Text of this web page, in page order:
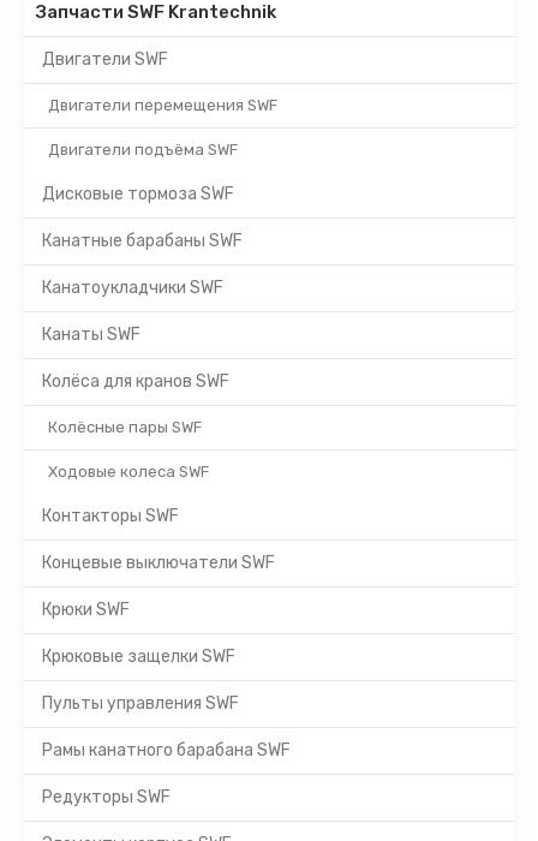
Запчасти SWF Krantechnik
Двигатели SWF
Двигатели перемещения SWF
Двигатели подъёма SWF
Дисковые тормоза SWF
Канатные барабаны SWF
Канатоукладчики SWF
Канаты SWF
Колёса для кранов SWF
Колёсные пары SWF
Ходовые колеса SWF
Контакторы SWF
Концевые выключатели SWF
Крюки SWF
Крюковые защелки SWF
Пульты управления SWF
Рамы канатного барабана SWF
Редукторы SWF